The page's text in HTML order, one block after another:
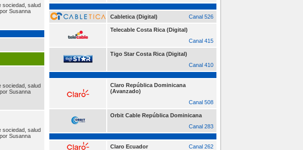
sociedad, salud
Susanna
sociedad, salud
Susanna
sociedad, salud
Susanna
Cabletica (Digital) Canal 526
Telecable Costa Rica (Digital)
Canal 415
Tigo Star Costa Rica (Digital)
Canal 410
Claro República Dominicana
(Avanzado)
Canal 508
Orbit Cable República Dominicana
Canal 283
Claro Ecuador Canal 262